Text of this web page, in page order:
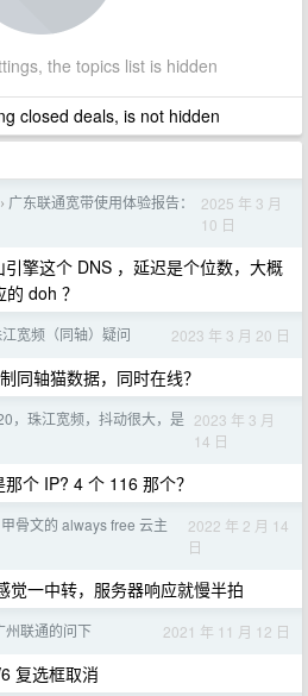
the topics list is hidden
closed deals, is not hidden
› 广东联通宽带使用体验报告：
2025 年 3 月
10 日
擎这个 DNS ，延迟是个位数，大概
doh ？
宽频（同轴）疑问 2023 年 3 月 20 日
同轴猫数据，同时在线？
，珠江宽频，抖动很大，是 2023 年 3 月
14 日
个 IP? 4 个 116 那个？
甲骨文的 always free 云主
2022 年 2 月 14
日
觉一中转，服务器响应就慢半拍
州联通的问下 2021 年 11 月 12 日
复选框取消